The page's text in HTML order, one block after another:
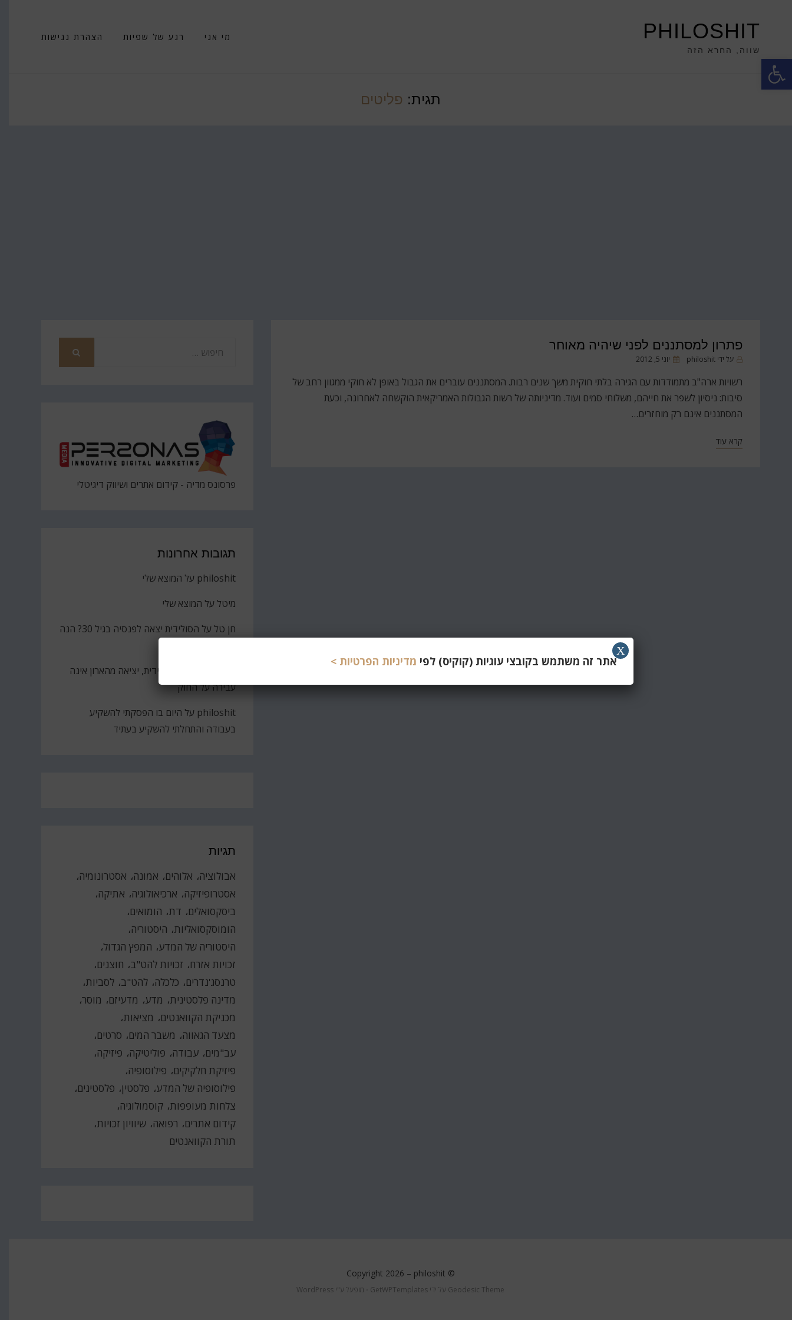
פתח סרגל נגישות
PHILOSHIT
שווה, החרא הזה
מי אני רגע של שפיות הצהרת נגישות
תגית: פליטים
פתרון למסתננים לפני שיהיה מאוחר
על ידיphiloshit
פורסם
יוני 5, 2012
רשויות ארה"ב מתמודדות עם הגירה בלתי חוקית משך שנים רבות. המסתננים עוברים את הגבול באופן לא חוקי ממגוון רחב של
סיבות: ניסיון לשפר את חייהם, משלוחי סמים ועוד. מדיניותה של רשות הגבולות האמריקאית הוקשחה לאחרונה, וכעת
המסתננים אינם רק מוחזרים…
קרא עוד
פרסונס מדיה - קידום אתרים ושיווק דיגיטלי
תגובות אחרונות
philoshit על המוצא שלי
מיטל על המוצא שלי
חן טל על
הסולידית יצאה לפנסיה בגיל 30? הנה
גבירתי הסולידית, יציאה מהארון אינה
עבירה על החוק
philoshit על היום בו הפסקתי להשקיע
בעבודה והתחלתי להשקיע בעתיד
תגיות
אבולוציה אלוהים אמונה
אסטרונומיה
אסטרופיזיקה
ארכיאולוגיה
אתיקה
ביסקסואלים
דת הומואים
הומוסקסואליות היסטוריה
היסטוריה של המדע המפץ הגדול
זכויות אזרח
זכויות להט"ב חוצנים
טרנסג'נדרים
כלכלה להט"ב לסביות
מדינה פלסטינית
מדע מדעיזם
מוסר
מכניקת הקוואנטים
מציאות
מצעד הגאווה
משבר המים
סרטים
עב"מים עבודה פוליטיקה
פיזיקה
פיזיקת חלקיקים
פילוסופיה
פילוסופיה של המדע פלסטין פלסטינים
צלחות מעופפות קוסמולוגיה
קידום אתרים
רפואה שיוויון זכויות
תורת הקוואנטים
© Copyright 2026 –
philoshit
Geodesic Theme על ידי GetWPTemplates מופעל ע"י WordPress
אתר זה משתמש בקובצי עוגיות (קוקיס) לפי מדיניות הפרטיות >
X